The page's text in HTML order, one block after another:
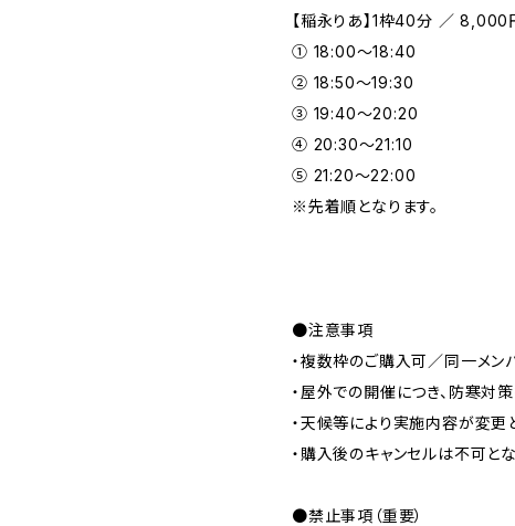
【稲永りあ】1枠40分 ／ 8,000
① 18:00〜18:40
② 18:50〜19:30
③ 19:40〜20:20
④ 20:30〜21:10
⑤ 21:20〜22:00
※先着順となります。
●注意事項
・複数枠のご購入可／同一メン
・屋外での開催につき、防寒対
・天候等により実施内容が変更
・購入後のキャンセルは不可とな
●禁止事項（重要）